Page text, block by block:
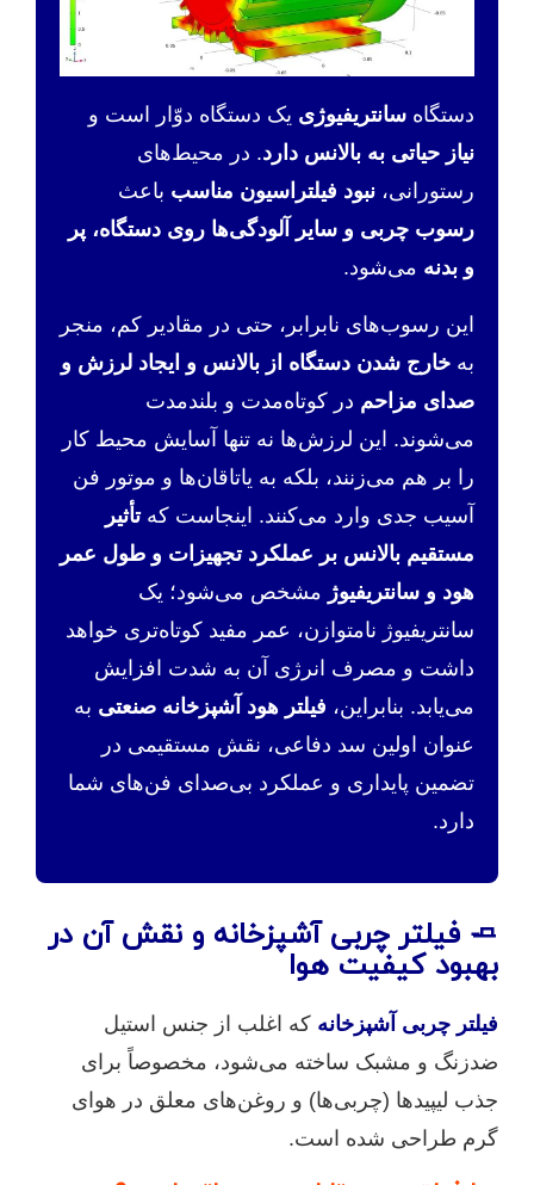
دستگاه سانتریفیوژی یک دستگاه دوّار است و
نیاز حیاتی به بالانس دارد. در محیط‌های
رستورانی، نبود فیلتراسیون مناسب باعث
رسوب چربی و سایر آلودگی‌ها روی دستگاه، پر
و بدنه می‌شود.
این رسوب‌های نابرابر، حتی در مقادیر کم، منجر
به خارج شدن دستگاه از بالانس و ایجاد لرزش و
صدای مزاحم در کوتاه‌مدت و بلندمدت
می‌شوند. این لرزش‌ها نه تنها آسایش محیط کار
را بر هم می‌زنند، بلکه به یاتاقان‌ها و موتور فن
آسیب جدی وارد می‌کنند. اینجاست کهتأثیر
مستقیم بالانس بر عملکرد تجهیزات و طول عمر
هود و سانتریفیوژ مشخص می‌شود؛ یک
سانتریفیوژ نامتوازن، عمر مفید کوتاه‌تری خواهد
داشت و مصرف انرژی آن به شدت افزایش
می‌یابد. بنابراین، فیلتر هود آشپزخانه صنعتی به
عنوان اولین سد دفاعی، نقش مستقیمی در
تضمین پایداری و عملکرد بی‌صدای فن‌های شما
دارد.
🧈 فیلتر چربی آشپزخانه و نقش آن در
بهبود کیفیت هوا
فیلتر چربی آشپزخانه که اغلب از جنس استیل
ضدزنگ و مشبک ساخته می‌شود، مخصوصاً برای
جذب لیپیدها (چربی‌ها) و روغن‌های معلق در هوای
گرم طراحی شده است.